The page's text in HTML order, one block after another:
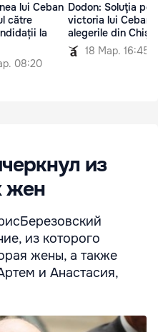
lui Ceban
către
la
08:20
Dodon: Soluţia
victoria lui Ceban
alegerile din
18 Мар. 16:45
из
жен
из которого
жены, а также
и Анастасия,